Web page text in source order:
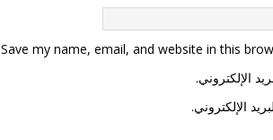
Save my name, email, and website in this
الإلكتروني.
الإلكتروني.